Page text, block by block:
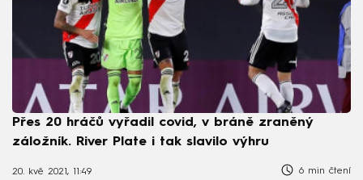
Přes 20 hráčů vyřadil covid, v bráně zraněný
záložník. River Plate i tak slavilo výhru
20. kvě 2021, 11:49 6 min čtení